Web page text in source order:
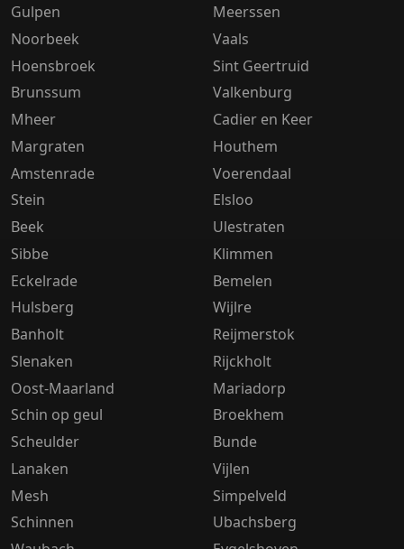
Gulpen
Noorbeek
Hoensbroek
Brunssum
Mheer
Margraten
Amstenrade
Stein
Beek
Sibbe
Eckelrade
Hulsberg
Banholt
Slenaken
Oost-Maarland
Schin op geul
Scheulder
Lanaken
Mesh
Schinnen
Meerssen
Vaals
Sint Geertruid
Valkenburg
Cadier en Keer
Houthem
Voerendaal
Elsloo
Ulestraten
Klimmen
Bemelen
Wijlre
Reijmerstok
Rijckholt
Mariadorp
Broekhem
Bunde
Vijlen
Simpelveld
Ubachsberg